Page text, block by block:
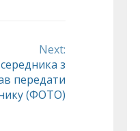
Next:
з
передати
(ФОТО)